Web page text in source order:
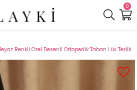
0
Renkli Özel Desenli Ortopedik Taban Lüx Terlik